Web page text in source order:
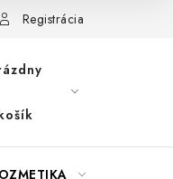
Pravidlá zliav a akcií
Registrácia